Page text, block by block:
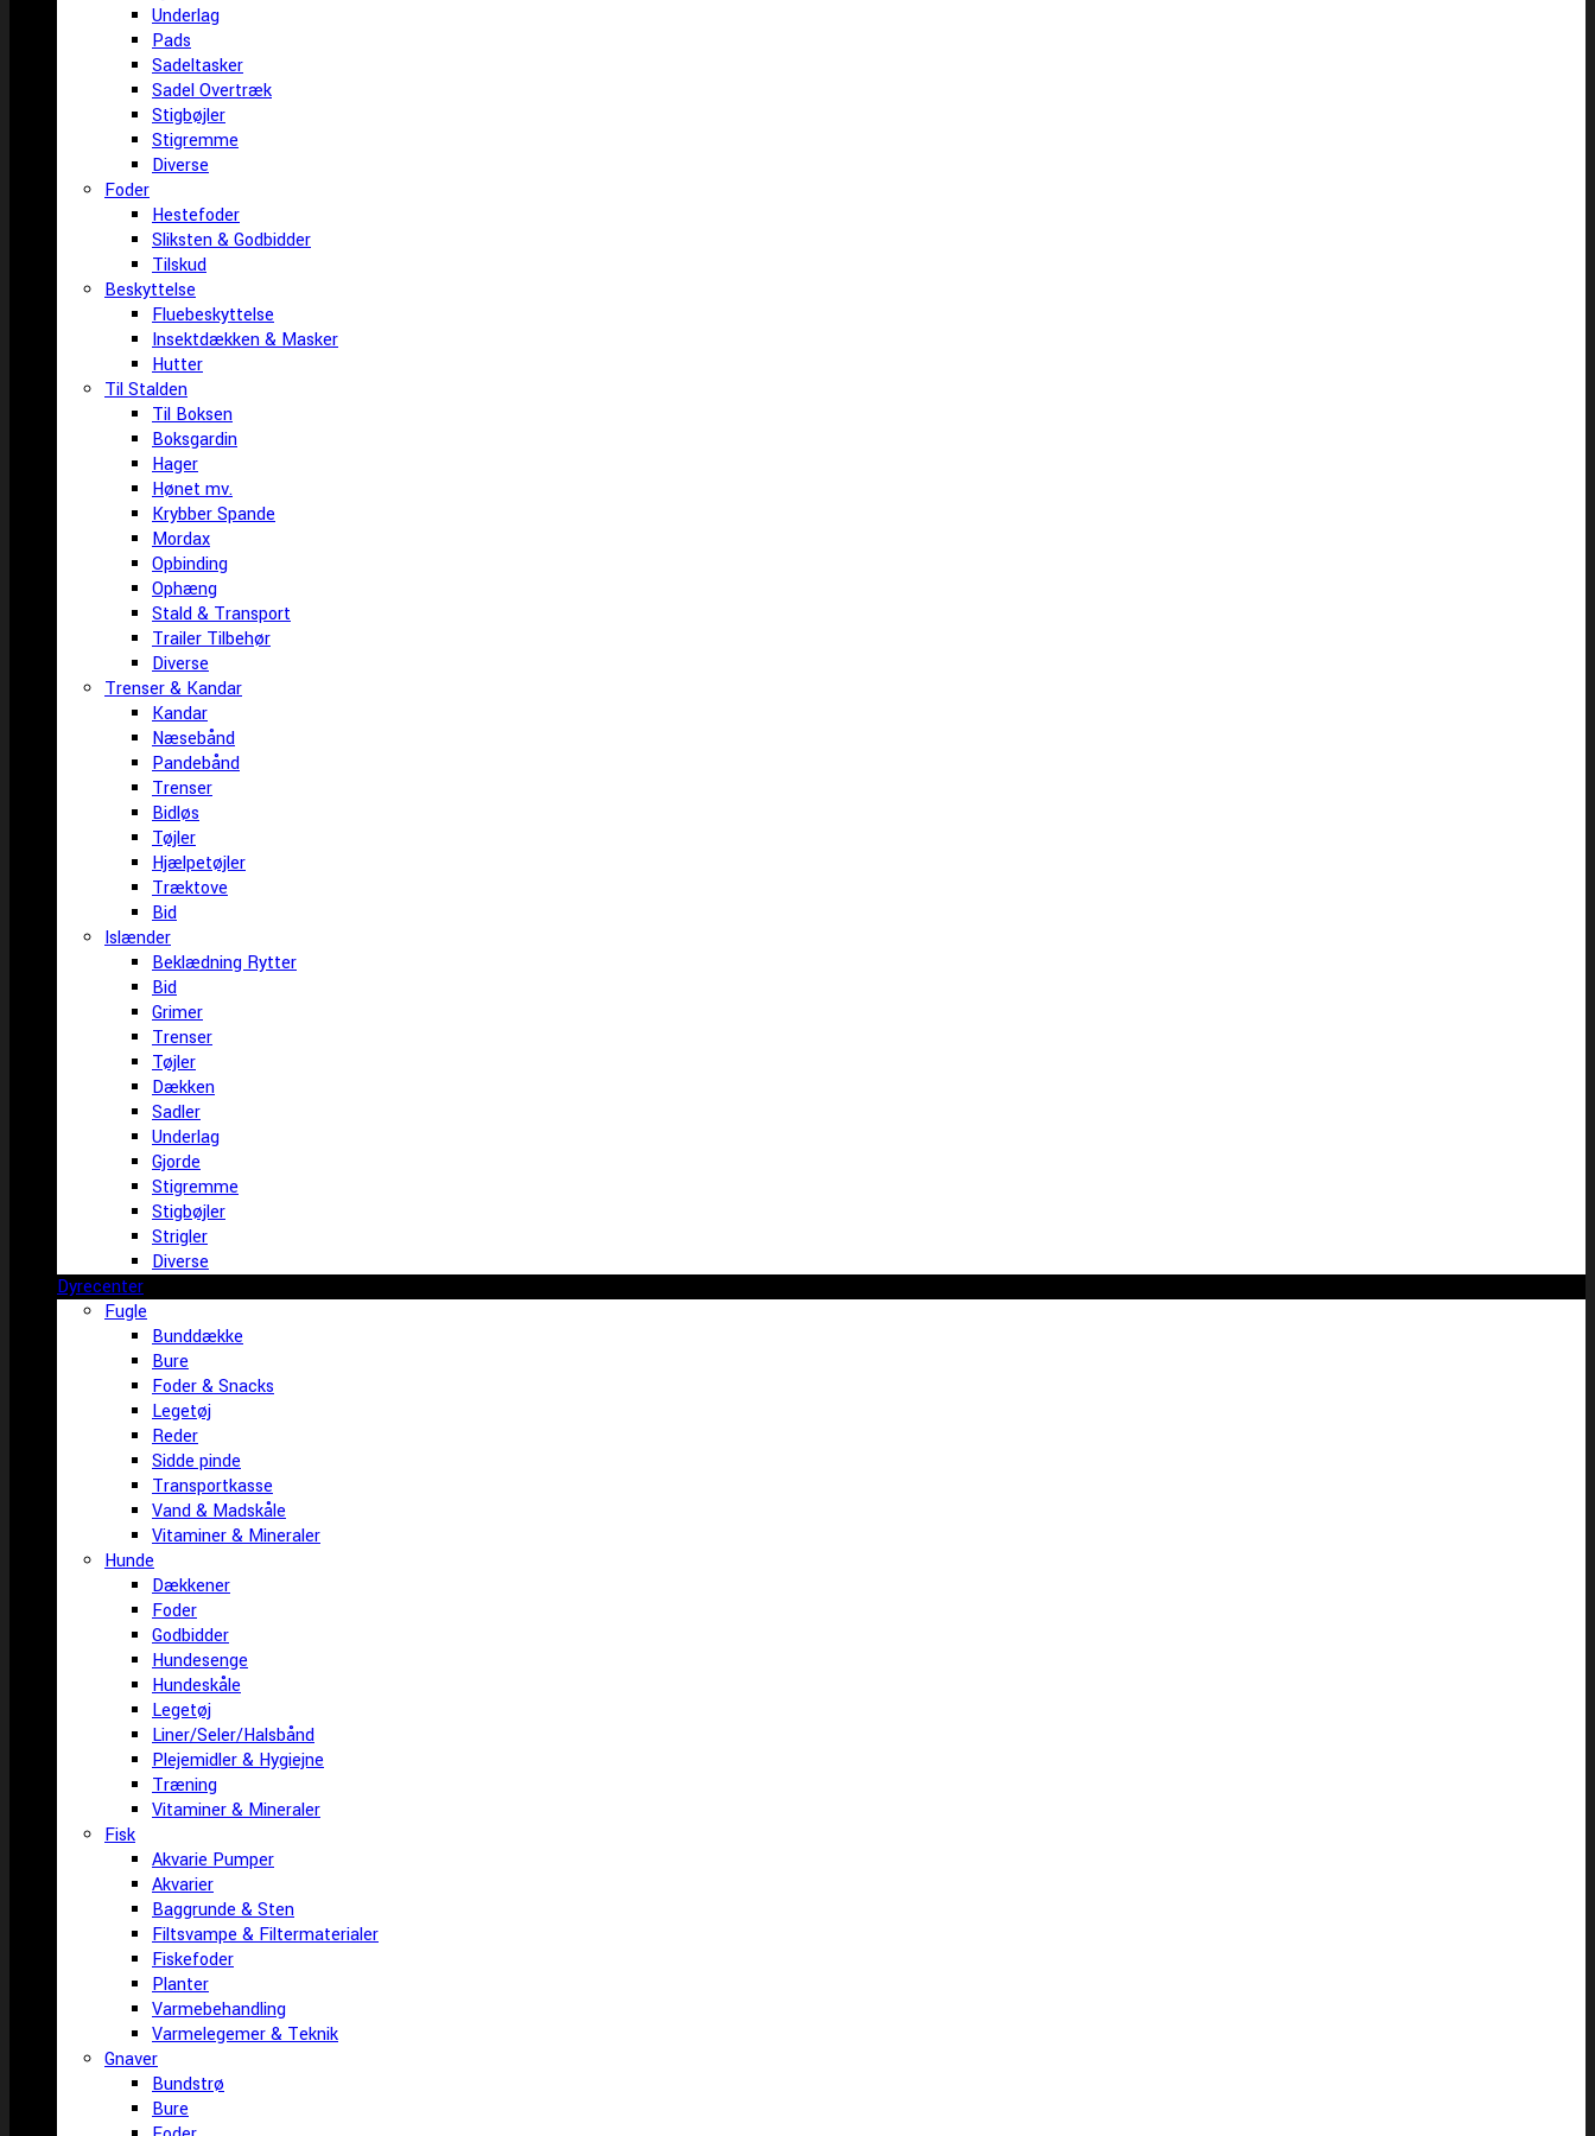
Underlag
Pads
Sadeltasker
Sadel Overtræk
Stigbøjler
Stigremme
Diverse
Foder
Hestefoder
Sliksten & Godbidder
Tilskud
Beskyttelse
Fluebeskyttelse
Insektdækken & Masker
Hutter
Til Stalden
Til Boksen
Boksgardin
Hager
Hønet mv.
Krybber Spande
Mordax
Opbinding
Ophæng
Stald & Transport
Trailer Tilbehør
Diverse
Trenser & Kandar
Kandar
Næsebånd
Pandebånd
Trenser
Bidløs
Tøjler
Hjælpetøjler
Træktove
Bid
Islænder
Beklædning Rytter
Bid
Grimer
Trenser
Tøjler
Dækken
Sadler
Underlag
Gjorde
Stigremme
Stigbøjler
Strigler
Diverse
Dyrecenter
Fugle
Bunddække
Bure
Foder & Snacks
Legetøj
Reder
Sidde pinde
Transportkasse
Vand & Madskåle
Vitaminer & Mineraler
Hunde
Dækkener
Foder
Godbidder
Hundesenge
Hundeskåle
Legetøj
Liner/Seler/Halsbånd
Plejemidler & Hygiejne
Træning
Vitaminer & Mineraler
Fisk
Akvarie Pumper
Akvarier
Baggrunde & Sten
Filtsvampe & Filtermaterialer
Fiskefoder
Planter
Varmebehandling
Varmelegemer & Teknik
Gnaver
Bundstrø
Bure